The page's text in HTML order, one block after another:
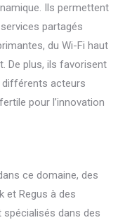
Ils permettent
partagés
du Wi-Fi haut
De plus, ils favorisent
différents acteurs
pour l’innovation
ce domaine, des
et Regus à des
dans des